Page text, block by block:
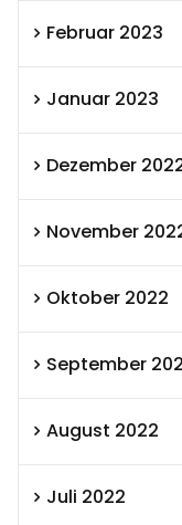
Februar 2023
Januar 2023
Dezember
November
Oktober 2022
September
August 2022
Juli 2022